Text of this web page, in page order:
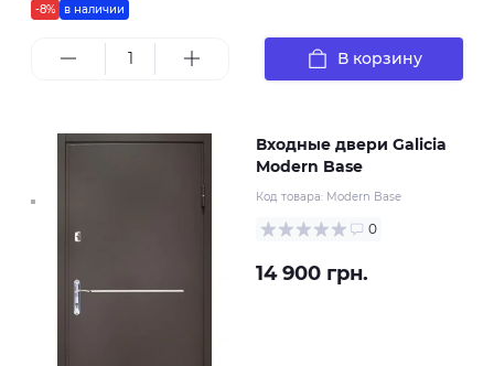
-8% в наличии
В корзину
Входные двери Galicia
Modern Base
Код товара: Modern Base
0
14 900 грн.